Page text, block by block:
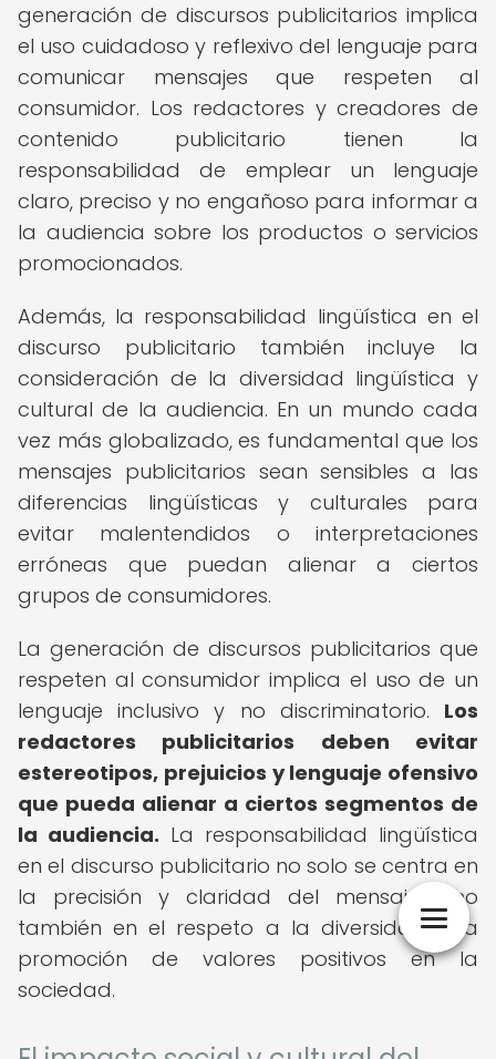
generación de discursos publicitarios implica
el uso cuidadoso y reflexivo del lenguaje para
comunicar mensajes que respeten al
consumidor. Los redactores y creadores de
contenido publicitario tienen la
responsabilidad de emplear un lenguaje
claro, preciso y no engañoso para informar a
la audiencia sobre los productos o servicios
promocionados.
Además, la responsabilidad lingüística en el
discurso publicitario también incluye la
consideración de la diversidad lingüística y
cultural de la audiencia. En un mundo cada
vez más globalizado, es fundamental que los
mensajes publicitarios sean sensibles a las
diferencias lingüísticas y culturales para
evitar malentendidos o interpretaciones
erróneas que puedan alienar a ciertos
grupos de consumidores.
La generación de discursos publicitarios que
respeten al consumidor implica el uso de un
lenguaje inclusivo y no discriminatorio. Los
redactores publicitarios deben evitar
estereotipos, prejuicios y lenguaje ofensivo
que pueda alienar a ciertos segmentos de
la audiencia. La responsabilidad lingüística
en el discurso publicitario no solo se centra en
la precisión y claridad del mensaje, sino
también en el respeto a la diversidad y la
promoción de valores positivos en la
sociedad.